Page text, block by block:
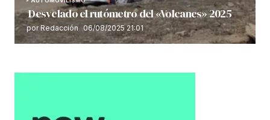
Desvelado el rutómetro del «Volcanes» 2025
por Redacción 06/08/2025 21:01